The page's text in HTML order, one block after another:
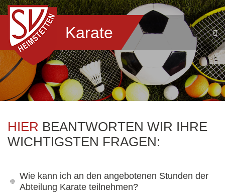
Karate
HIER BEANTWORTEN WIR IHRE
WICHTIGSTEN FRAGEN:
Wie kann ich an den angebotenen Stunden der
Abteilung Karate teilnehmen?